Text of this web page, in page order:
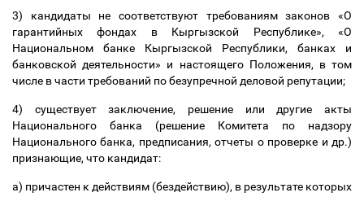
3) кандидаты не соответствуют требованиям законов «О
гарантийных фондах в Кыргызской Республике», «О
Национальном банке Кыргызской Республики, банках и
банковской деятельности» и настоящего Положения, в том
числе в части требований по безупречной деловой репутации;
4) существует заключение, решение или другие акты
Национального банка (решение Комитета по надзору
Национального банка, предписания, отчеты о проверке и др.)
признающие, что кандидат:
а) причастен к действиям (бездействию), в результате которых